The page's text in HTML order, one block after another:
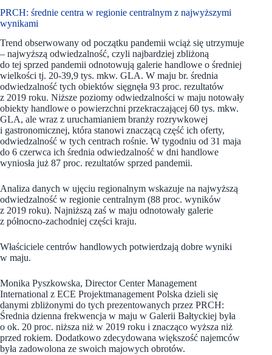
PRCH: średnie centra w regionie centralnym z najwyższymi
wynikami
Trend obserwowany od początku pandemii wciąż się utrzymuje
– najwyższą odwiedzalność, czyli najbardziej zbliżoną
do tej sprzed pandemii odnotowują galerie handlowe o średniej
wielkości tj. 20-39,9 tys. mkw. GLA. W maju br. średnia
odwiedzalność tych obiektów sięgnęła 93 proc. rezultatów
z 2019 roku. Niższe poziomy odwiedzalności w maju notowały
obiekty handlowe o powierzchni przekraczającej 60 tys. mkw.
GLA, ale wraz z uruchamianiem branży rozrywkowej
i gastronomicznej, która stanowi znaczącą część ich oferty,
odwiedzalność w tych centrach rośnie. W tygodniu od 31 maja
do 6 czerwca ich średnia odwiedzalność w dni handlowe
wyniosła już 87 proc. rezultatów sprzed pandemii.
Analiza danych w ujęciu regionalnym wskazuje na najwyższą
odwiedzalność w regionie centralnym (88 proc. wyników
z 2019 roku). Najniższą zaś w maju odnotowały galerie
z północno-zachodniej części kraju.
Właściciele centrów handlowych potwierdzają dobre wyniki
w maju.
Monika Pyszkowska, Director Center Management
International z ECE Projektmanagement Polska dzieli się
danymi zbliżonymi do tych prezentowanych przez PRCH:
Średnia dzienna frekwencja w maju w Galerii Bałtyckiej była
o ok. 20 proc. niższa niż w 2019 roku i znacząco wyższa niż
przed rokiem. Dodatkowo zdecydowana większość najemców
była zadowolona ze swoich majowych obrotów.